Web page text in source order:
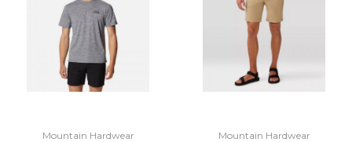
Mountain Hardwear Mountain Hardwear